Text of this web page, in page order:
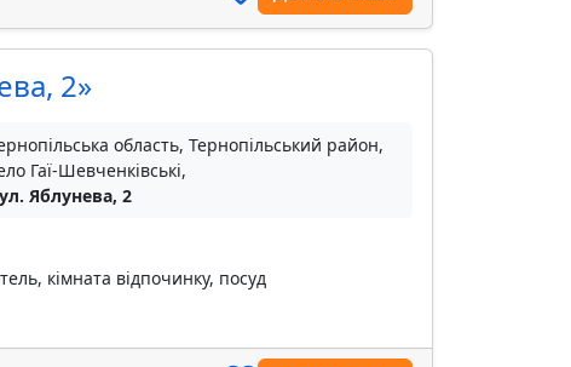
2»
область, Тернопільський район,
Гаї-Шевченківські,
Яблунева, 2
кімната відпочинку, посуд